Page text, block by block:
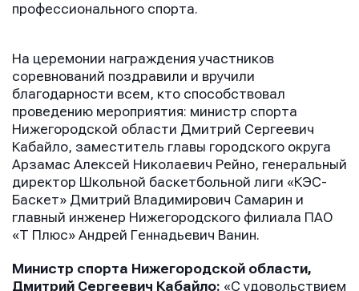
профессионального спорта.
На церемонии награждения участников
соревнований поздравили и вручили
благодарности всем, кто способствовал
проведению мероприятия: министр спорта
Нижегородской области Дмитрий Сергеевич
Кабайло, заместитель главы городского округа
Арзамас Алексей Николаевич Рейно, генеральный
директор Школьной баскетбольной лиги «КЭС-
Баскет» Дмитрий Владимирович Самарин и
главный инженер Нижегородского филиала ПАО
«Т Плюс» Андрей Геннадьевич Ванин.
Министр спорта Нижегородской области,
Дмитрий Сергеевич Кабайло: «С удовольствием